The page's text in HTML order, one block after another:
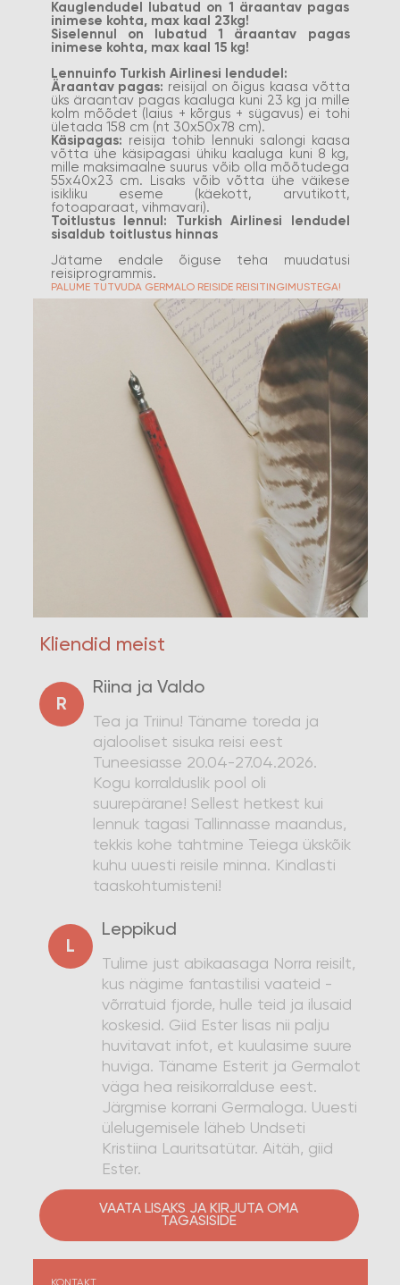
Kauglendudel lubatud on 1 äraantav pagas
inimese kohta, max kaal 23kg!
Siselennul on lubatud 1 äraantav pagas
inimese kohta, max kaal 15 kg!
Lennuinfo Turkish Airlinesi lendudel:
Äraantav pagas: reisijal on õigus kaasa võtta
üks äraantav pagas kaaluga kuni 23 kg ja mille
kolm mõõdet (laius + kõrgus + sügavus) ei tohi
ületada 158 cm (nt 30x50x78 cm).
Käsipagas: reisija tohib lennuki salongi kaasa
võtta ühe käsipagasi ühiku kaaluga kuni 8 kg,
mille maksimaalne suurus võib olla mõõtudega
55x40x23 cm. Lisaks võib võtta ühe väikese
isikliku eseme (käekott, arvutikott,
fotoaparaat, vihmavari).
Toitlustus lennul: Turkish Airlinesi lendudel
sisaldub toitlustus hinnas
Jätame endale õiguse teha muudatusi
reisiprogrammis.
PALUME TUTVUDA GERMALO REISIDE REISITINGIMUSTEGA!
Kliendid meist
R
Riina ja Valdo
Tea ja Triinu! Täname toreda ja
ajalooliset sisuka reisi eest
Tuneesiasse 20.04-27.04.2026.
Kogu korralduslik pool oli
suurepärane! Sellest hetkest kui
lennuk tagasi Tallinnasse maandus,
tekkis kohe tahtmine Teiega ükskõik
kuhu uuesti reisile minna. Kindlasti
taaskohtumisteni!
L
Leppikud
Tulime just abikaasaga Norra reisilt,
kus nägime fantastilisi vaateid -
võrratuid fjorde, hulle teid ja ilusaid
koskesid. Giid Ester lisas nii palju
huvitavat infot, et kuulasime suure
huviga. Täname Esterit ja Germalot
väga hea reisikorralduse eest.
Järgmise korrani Germaloga. Uuesti
ülelugemisele läheb Undseti
Kristiina Lauritsatütar. Aitäh, giid
Ester.
VAATA LISAKS JA KIRJUTA OMA
TAGASISIDE